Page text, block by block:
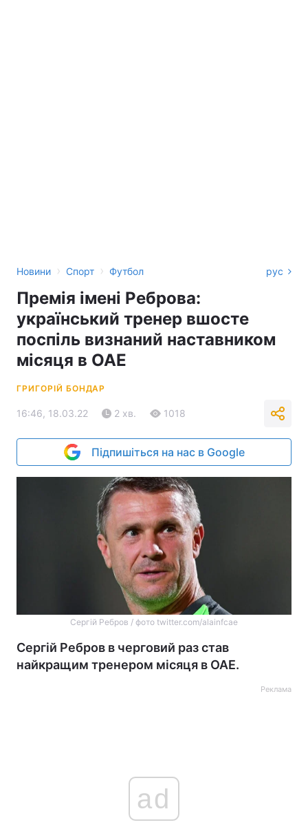
Новини › Спорт › Футбол рус
Премія імені Реброва:
український тренер вшосте
поспіль визнаний наставником
місяця в ОАЕ
ГРИГОРІЙ БОНДАР
16:46, 18.03.22 2 хв. 1018
Підпишіться на нас в Google
Сергій Ребров / фото twitter.com/alainfcae
Сергій Ребров в черговий раз став
найкращим тренером місяця в ОАЕ.
Реклама
ad